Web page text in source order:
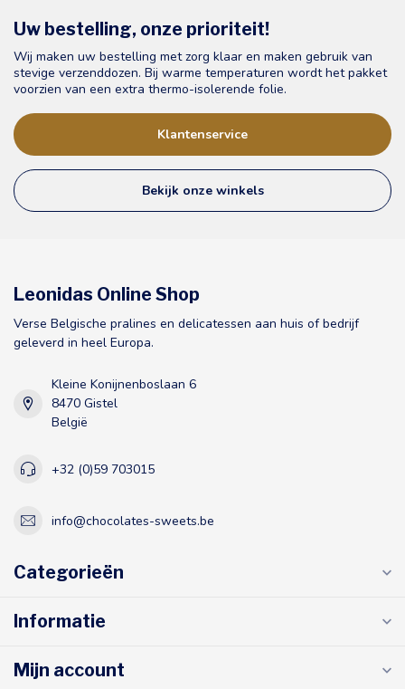
Uw bestelling, onze prioriteit!
Wij maken uw bestelling met zorg klaar en maken gebruik van
stevige verzenddozen. Bij warme temperaturen wordt het pakket
voorzien van een extra thermo-isolerende folie.
Klantenservice
Bekijk onze winkels
Leonidas Online Shop
Verse Belgische pralines en delicatessen aan huis of bedrijf
geleverd in heel Europa.
Kleine Konijnenboslaan 6
8470 Gistel
België
+32 (0)59 703015
info@chocolates-sweets.be
Categorieën
Informatie
Mijn account